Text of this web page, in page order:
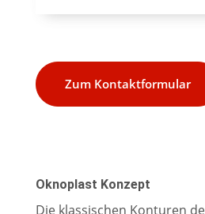
Zum Kontaktformular
Oknoplast Konzept
Die klassischen Konturen